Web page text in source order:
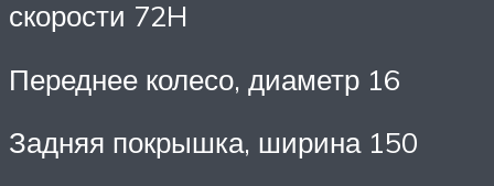
скорости 72H
Переднее колесо, диаметр 16
Задняя покрышка, ширина 150